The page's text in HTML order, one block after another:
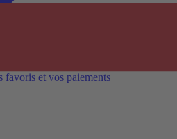
favoris et vos paiements